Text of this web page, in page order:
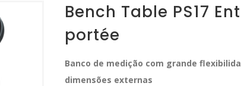
Bench Table PS17
portée
Banco de medição com grande
dimensões externas